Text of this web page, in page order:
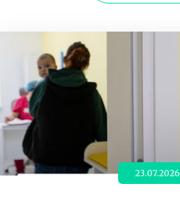
23.07.2026